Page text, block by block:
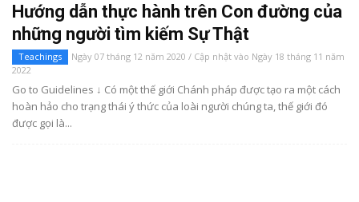
Hướng dẫn thực hành trên Con đường của
những người tìm kiếm Sự Thật
Teachings
Ngày 07 tháng 12 năm 2020 / Cập nhật vào Ngày 18 tháng 11 năm
2022
Go to Guidelines ↓ Có một thế giới Chánh pháp được tạo ra một cách
hoàn hảo cho trạng thái ý thức của loài người chúng ta, thế giới đó
được gọi là...